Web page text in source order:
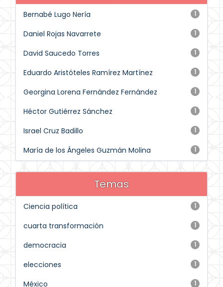
1
Bernabé Lugo Nería
1
Daniel Rojas Navarrete
1
David Saucedo Torres
1
Eduardo Aristóteles Ramírez Martínez
1
Georgina Lorena Fernández Fernández
1
Héctor Gutiérrez Sánchez
1
Israel Cruz Badillo
1
María de los Ángeles Guzmán Molina
Temas
1
Ciencia política
1
cuarta transformación
1
democracia
1
elecciones
1
México